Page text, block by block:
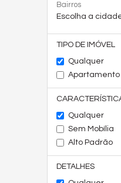
Bairros
Escolha a
TIPO DE IMÓVEL
Qualquer
Apartamento
Qualquer
Sem Mobília
Alto Padrão
DETALHES